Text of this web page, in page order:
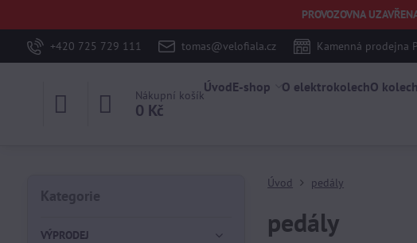
PROVOZOVNA
+420 725 729 111 tomas@velofiala.cz Kamenná prodejna
Nákupní košík
0 Kč
ÚvodE-shop O elektrokolechO kolech
Úvod pedály
pedály
Kategorie
VÝPRODEJ